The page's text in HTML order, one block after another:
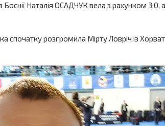
Боснії Наталія ОСАДЧУК вела з рахунком
спочатку розгромила Мірту Ловріч із